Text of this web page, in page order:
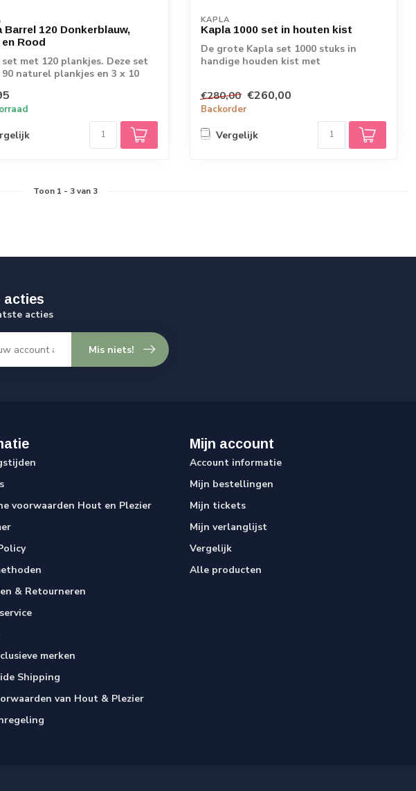
Barrel 120 Donkerblauw,
en Rood
set met 120 plankjes. Deze set
naturel plankjes en 3 x 10
KAPLA
Kapla 1000 set in houten kist
De grote Kapla set 1000 stuks in
handige houden kist met
€280,00 €260,00
Backorder
Vergelijk
Toon 1 - 3van 3
acties
acties
Mis niets!
voorwaarden Hout en Plezier
& Retourneren
merken
Shipping
van Hout & Plezier
Mijn account
Account informatie
Mijn bestellingen
Mijn tickets
Mijn verlanglijst
Vergelijk
Alle producten